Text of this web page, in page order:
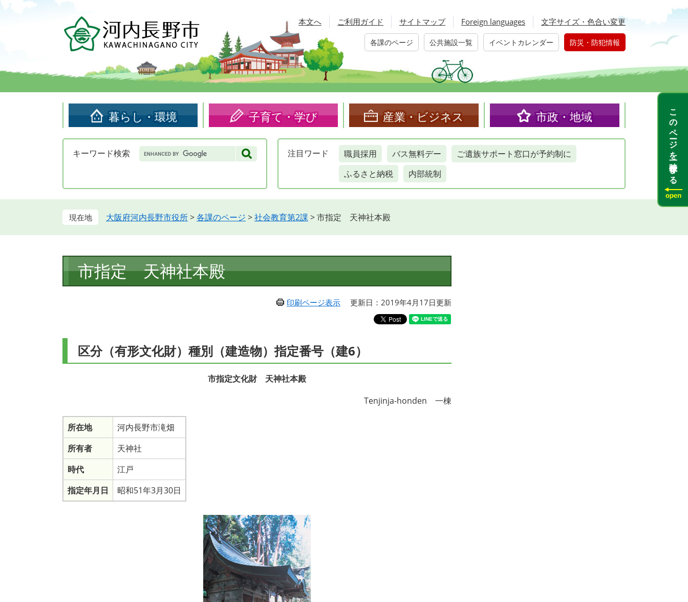
頭
す。
飛
し
本文へ ご利用ガイド サイトマップ Foreign languages 文字サイズ・色合い変更
各課のページ 公共施設一覧 イベントカレンダー 防災・防犯情報
暮らし・環境 子育て・学び 産業・ビジネス 市政・地域
キーワード検索 Google
カ
検
注目 ワード 職員採用 バス無料デー
ご遺族サポート窓口が予約制に
ふるさと納税
内部統制
大阪府河内長野市役所>各課のページ >社会教育第2課 >市指定 天神社本殿
文
市指定 天神社本殿
印刷ページ表示 更新日：2019年4月17日更新
区分（有形文化財）種別（建造物）指定番号（建6）
市指定文化財 天神社本殿
Tenjinja-honden 一棟
所在地
河内長野市滝畑
所有者
天神社
時代
江戸
指定年月日
昭和51年3月30日
このページを一時保存する